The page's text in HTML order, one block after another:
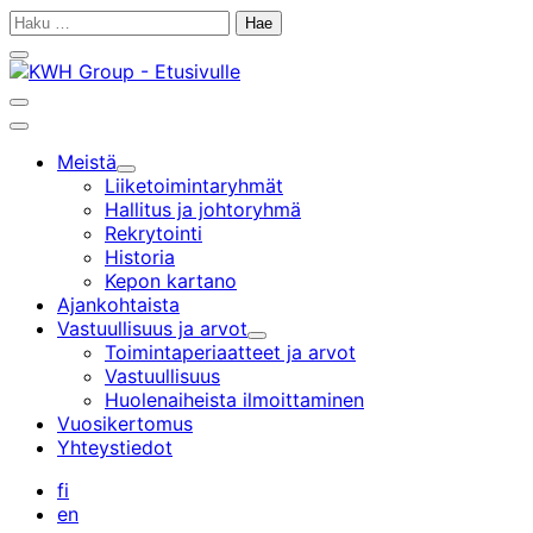
Siirry
Haku:
Sulje
hakupalkki
Avaa
hakupalkki
Päävalikko
Meistä
Alavalikko
Liiketoiminta­ryhmät
Hallitus ja johtoryhmä
Rekrytointi
Historia
Kepon kartano
Ajankohtaista
Vastuullisuus ja arvot
Alavalikko
Toimintaperiaatteet ja arvot
Vastuullisuus
Huolenaiheista ilmoittaminen
Vuosikertomus
Yhteystiedot
fi
en